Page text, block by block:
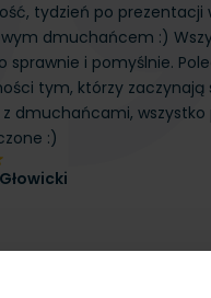
tydzień po prezentacji
dmuchańcem :)
sprawnie i pomyślnie.
tym, którzy zaczynają
dmuchańcami,
:)